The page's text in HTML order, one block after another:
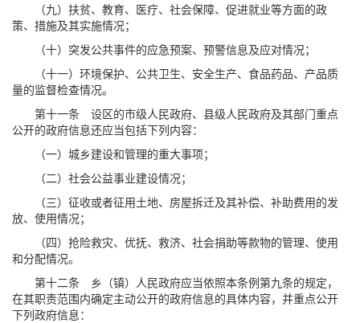
（九）扶贫、教育、医疗、社会保障、促进就业等方面的政
策、措施及其实施情况；
（十）突发公共事件的应急预案、预警信息及应对情况；
（十一）环境保护、公共卫生、安全生产、食品药品、产品质
量的监督检查情况。
第十一条 设区的市级人民政府、县级人民政府及其部门重点
公开的政府信息还应当包括下列内容：
（一）城乡建设和管理的重大事项；
（二）社会公益事业建设情况；
（三）征收或者征用土地、房屋拆迁及其补偿、补助费用的发
放、使用情况；
（四）抢险救灾、优抚、救济、社会捐助等款物的管理、使用
和分配情况。
第十二条 乡（镇）人民政府应当依照本条例第九条的规定，
在其职责范围内确定主动公开的政府信息的具体内容，并重点公开
下列政府信息：